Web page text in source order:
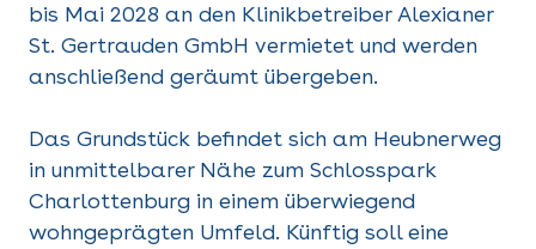
bis Mai 2028 an den Klinikbetreiber Alexianer
St. Gertrauden GmbH vermietet und werden
anschließend geräumt übergeben.
Das Grundstück befindet sich am Heubnerweg
in unmittelbarer Nähe zum Schlosspark
Charlottenburg in einem überwiegend
wohngeprägten Umfeld. Künftig soll eine